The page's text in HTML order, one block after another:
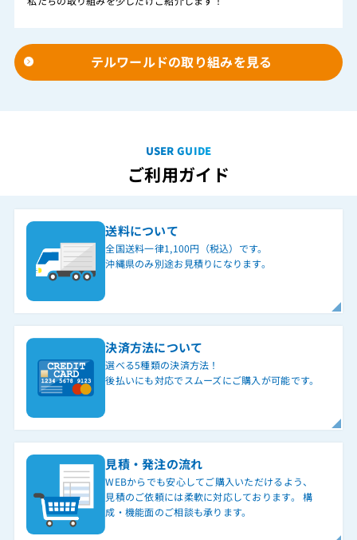
テルワールドの取り組みを見る
USER GUIDE
ご利用ガイド
送料について
全国送料一律1,100円（税込）です。
沖縄県のみ別途お見積りになります。
決済方法について
選べる5種類の決済方法！
後払いにも対応でスムーズにご購入が可能です。
見積・発注の流れ
WEBからでも安心してご購入いただけるよう、
見積のご依頼には柔軟に対応しております。 構
成・機能面のご相談も承ります。